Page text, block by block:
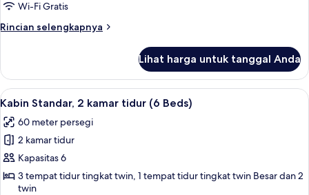
Beberapa
Tempat
Tidur,
mandi
umum
Wi-Fi Gratis
Rincian selengkapnya
Rincian
Kamar
Quadruple
Ekonomi,
Tempat
Tidur,
kamar
mandi
umum
Lihat harga untuk tanggal Anda
Lihat
semua
foto
untuk
Kabin
Standar,
Kabin Standar, 2 kamar tidur (6
7
Kabin Standar, 2 kamar tidur (6 Beds)
60 meter persegi
2 kamar tidur
Kapasitas 6
3 tempat tidur tingkat twin, 1 tempat tidur tingkat twin Besar dan 2
twin